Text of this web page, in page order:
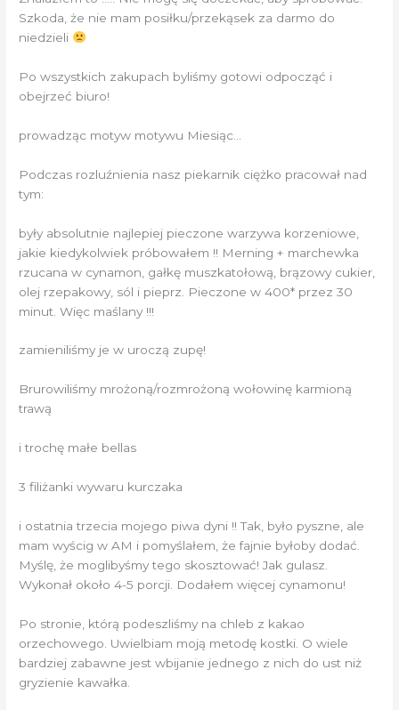
Szkoda, że ​​nie mam posiłku/przekąsek za darmo do
niedzieli
Po wszystkich zakupach byliśmy gotowi odpocząć i
obejrzeć biuro!
prowadząc motyw motywu Miesiąc…
Podczas rozluźnienia nasz piekarnik ciężko pracował nad
tym:
były absolutnie najlepiej pieczone warzywa korzeniowe,
jakie kiedykolwiek próbowałem !! Merning + marchewka
rzucana w cynamon, gałkę muszkatołową, brązowy cukier,
olej rzepakowy, sól i pieprz. Pieczone w 400* przez 30
minut. Więc maślany !!!
zamieniliśmy je w uroczą zupę!
Brurowiliśmy mrożoną/rozmrożoną wołowinę karmioną
trawą
i trochę małe bellas
3 filiżanki wywaru kurczaka
i ostatnia trzecia mojego piwa dyni !! Tak, było pyszne, ale
mam wyścig w AM i pomyślałem, że fajnie byłoby dodać.
Myślę, że moglibyśmy tego skosztować! Jak gulasz.
Wykonał około 4-5 porcji. Dodałem więcej cynamonu!
Po stronie, którą podeszliśmy na chleb z kakao
orzechowego. Uwielbiam moją metodę kostki. O wiele
bardziej zabawne jest wbijanie jednego z nich do ust niż
gryzienie kawałka.